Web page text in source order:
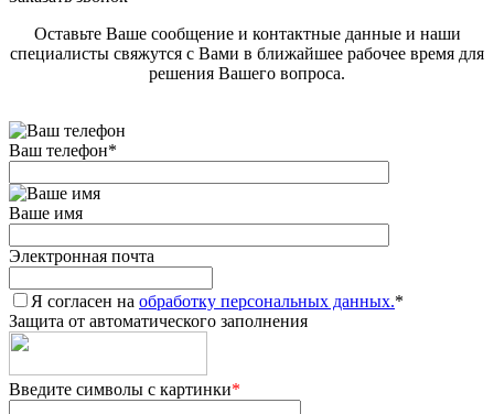
Оставьте Ваше сообщение и контактные данные и наши
специалисты свяжутся с Вами в ближайшее рабочее время для
решения Вашего вопроса.
Ваш телефон*
Ваше имя
Электронная почта
Я согласен на обработку персональных данных.*
Защита от автоматического заполнения
Введите символы с картинки*